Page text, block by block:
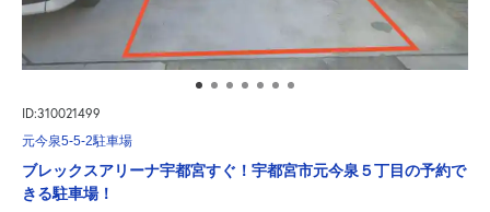
ID:310021499
元今泉5-5-2駐車場
ブレックスアリーナ宇都宮すぐ！宇都宮市元今泉５丁目の予約で
きる駐車場！